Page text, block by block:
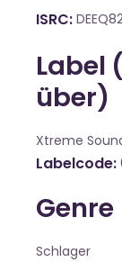
ISRC
Label
über)
Xtreme
Labelcode
Genre
Schlager